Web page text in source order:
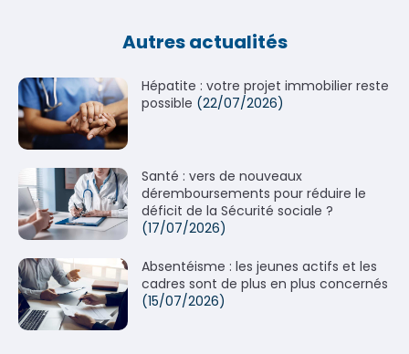
Autres actualités
Hépatite : votre projet immobilier reste
possible (22/07/2026)
Santé : vers de nouveaux
déremboursements pour réduire le
déficit de la Sécurité sociale ?
(17/07/2026)
Absentéisme : les jeunes actifs et les
cadres sont de plus en plus concernés
(15/07/2026)